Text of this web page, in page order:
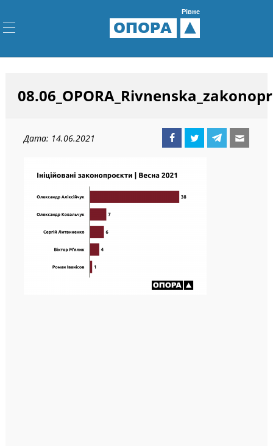
ОПОРА
Рівне
Дата: 14.06.2021